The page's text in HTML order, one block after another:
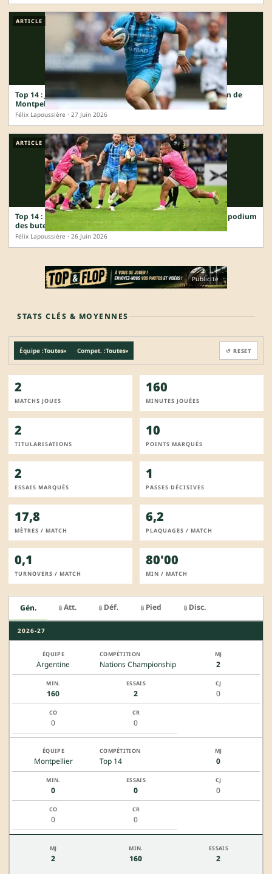
ARTICLE
Top 14 : Justo Piccardo, du semi-pro argentin à la révélation de
Montpellier
Félix Lapoussière · 27 Juin 2026
ARTICLE
Top 14 : Domingo Miotti, de l’« erreur de recrutement » au podium
des buteurs avant la finale
Félix Lapoussière · 26 Juin 2026
Publicité
STATS CLÉS & MOYENNES
Équipe :Toutes▾ Compet. :Toutes▾ ↺ RESET
2
MATCHS JOUES
160
MINUTES JOUÉES
2
TITULARISATIONS
10
POINTS MARQUÉS
2
ESSAIS MARQUÉS
1
PASSES DÉCISIVES
17,8
MÈTRES / MATCH
6,2
PLAQUAGES / MATCH
0,1
TURNOVERS / MATCH
80'00
MIN / MATCH
Gén. 🔒 Att. 🔒 Déf. 🔒 Pied 🔒 Disc.
2026-27
Argentine Nations Championship 2
160 2 0
0 0
Montpellier Top 14 0
0 0 0
0 0
2 160 2